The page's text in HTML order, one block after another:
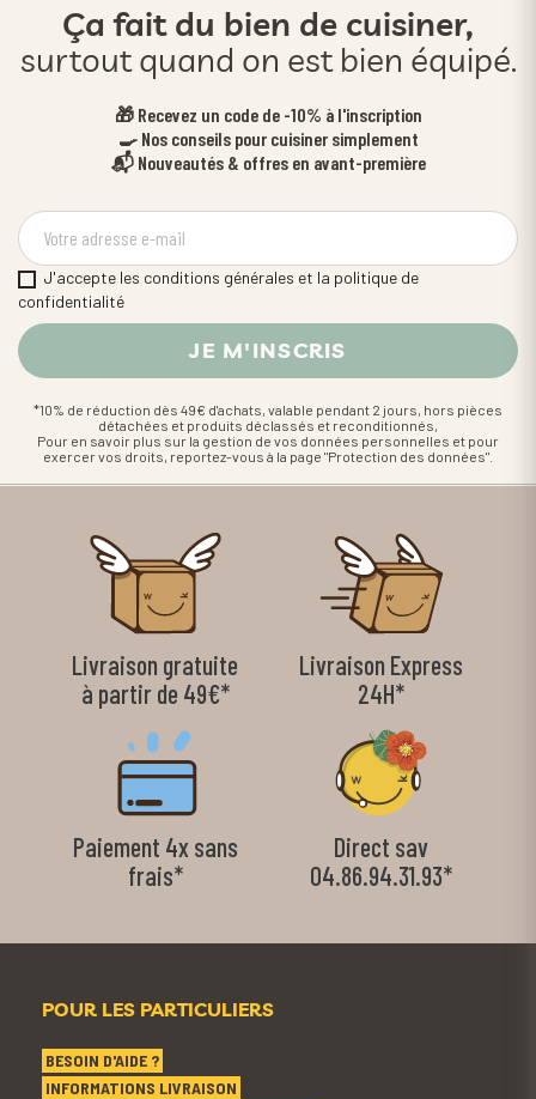
Ça fait du bien de cuisiner,
surtout quand on est bien équipé.
🎁 Recevez un code de -10% à l'inscription
🍳 Nos conseils pour cuisiner simplement
📬 Nouveautés & offres en avant-première
J'accepte les conditions générales et la politique de
confidentialité
*10% de réduction dès 49€ d'achats, valable pendant 2 jours, hors pièces
détachées et produits déclassés et reconditionnés,
Pour en savoir plus sur la gestion de vos données personnelles et pour
exercer vos droits, reportez-vous à la page "Protection des données".
Livraison gratuite
à partir de 49€*
Livraison Express
24H*
Paiement 4x sans
frais*
Direct sav
04.86.94.31.93*
POUR LES PARTICULIERS
BESOIN D'AIDE ?
INFORMATIONS LIVRAISON